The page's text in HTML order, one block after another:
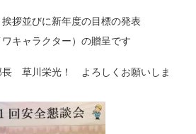
拶並びに新年度の目標の発表
キャラクター）の贈呈です
草川栄光！ よろしくお願いしま